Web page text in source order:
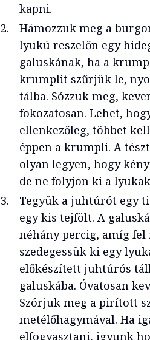
kapni.
Hámozzuk meg a
lyukú reszelőn egy
galuskának, ha a
krumplit szűrjük le,
tálba. Sózzuk meg,
fokozatosan. Lehet,
ellenkezőleg, többet
éppen a krumpli. A
olyan legyen, hogy
de ne folyjon ki a
Tegyük a juhtúrót egy
egy kis tejfölt. A
néhány percig, amíg fel
szedegessük ki egy
előkészített juhtúrós
galuskába. Óvatosan
Szórjuk meg a pirított
metélőhagymával. Ha
elfogyasztani, igyunk